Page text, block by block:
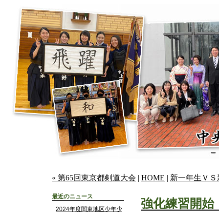
« 第65回東京都剣道大会 | HOME | 新一年生Ｖ
最近のニュース
2024年度関東地区少年少
強化練習開始